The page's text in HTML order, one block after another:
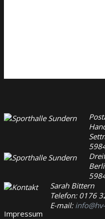
Sarah Bittern
Telefon: 0176
E-mail:
Impressum